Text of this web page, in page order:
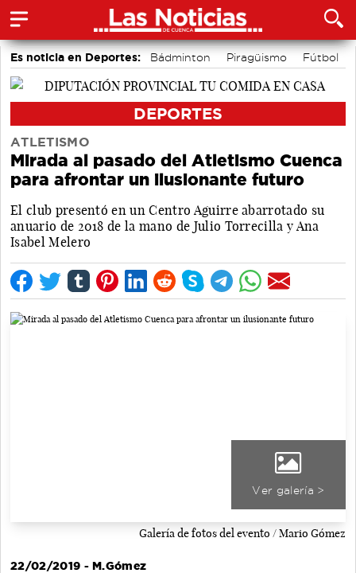
Es noticia en Deportes: Bádminton Piragüismo
Fútbol
Área de Deportes
DEPORTES
ATLETISMO
Mirada al pasado del Atletismo Cuenca
para afrontar un ilusionante futuro
El club presentó en un Centro Aguirre abarrotado su
anuario de 2018 de la mano de Julio Torrecilla y Ana
Isabel Melero
Ver galería >
Galería de fotos del evento / Mario Gómez
22/02/2019 - M.Gómez